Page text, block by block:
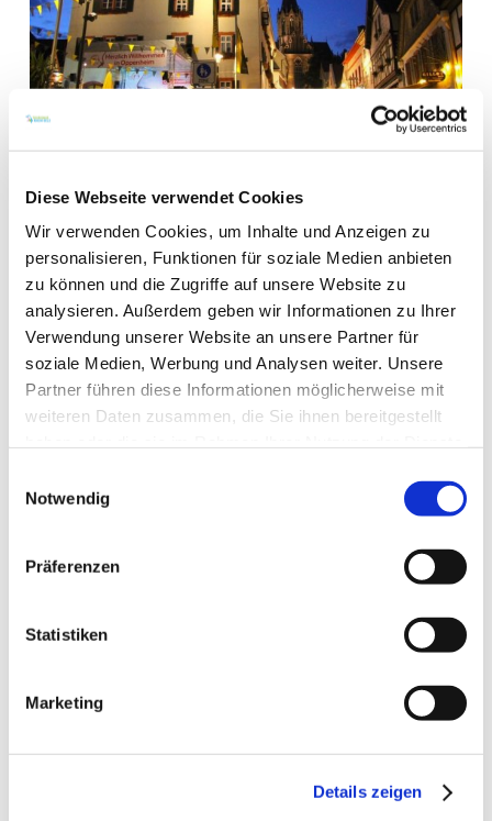
Diese Webseite verwendet Cookies
Wir verwenden Cookies, um Inhalte und Anzeigen zu
personalisieren, Funktionen für soziale Medien anbieten
zu können und die Zugriffe auf unsere Website zu
analysieren. Außerdem geben wir Informationen zu Ihrer
Verwendung unserer Website an unsere Partner für
soziale Medien, Werbung und Analysen weiter. Unsere
Partner führen diese Informationen möglicherweise mit
weiteren Daten zusammen, die Sie ihnen bereitgestellt
Notwendig
Präferenzen
Statistiken
Marketing
Details zeigen
WEITERE TERMINE
VERANSTALTUNGSORT
KONTAKT
Weitere Veranstaltungen in der Nähe